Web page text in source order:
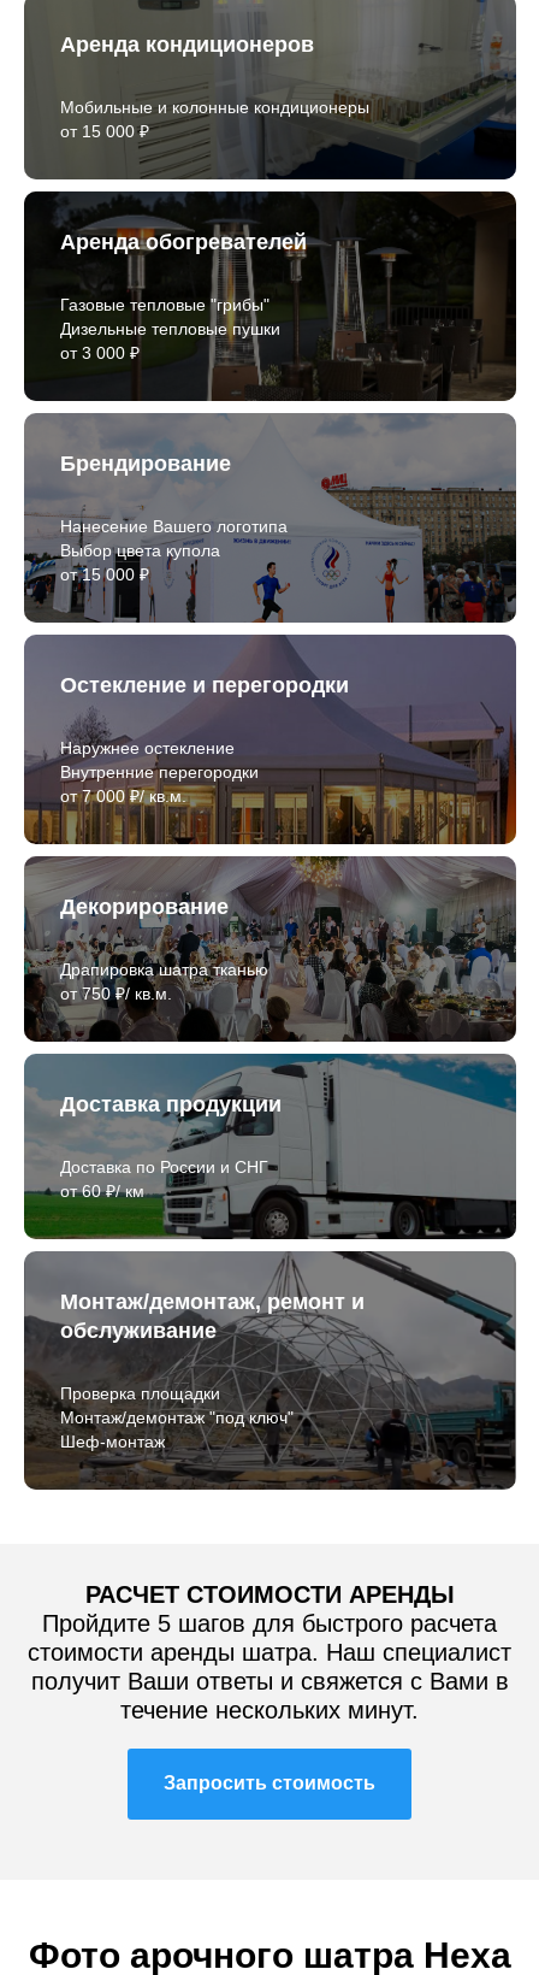
Аренда кондиционеров
Мобильные и колонные кондиционеры
от 15 000 ₽
Аренда обогревателей
Газовые тепловые "грибы"
Дизельные тепловые пушки
от 3 000 ₽
Брендирование
Нанесение Вашего логотипа
Выбор цвета купола
от 15 000 ₽
Остекление и перегородки
Наружнее остекление
Внутренние перегородки
от 7 000 ₽/ кв.м.
Декорирование
Драпировка шатра тканью
от 750 ₽/ кв.м.
Доставка продукции
Доставка по России и СНГ
от 60 ₽/ км
Монтаж/демонтаж, ремонт и
обслуживание
Проверка площадки
Монтаж/демонтаж "под ключ"
Шеф-монтаж
РАСЧЕТ СТОИМОСТИ АРЕНДЫ
Пройдите 5 шагов для быстрого расчета
стоимости аренды шатра. Наш специалист
получит Ваши ответы и свяжется с Вами в
течение нескольких минут.
Запросить стоимость
Фото арочного шатра Hexa